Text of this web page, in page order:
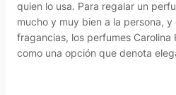
quien lo usa. Para regalar un
mucho y muy bien a la persona,
fragancias, los perfumes
como una opción que denota